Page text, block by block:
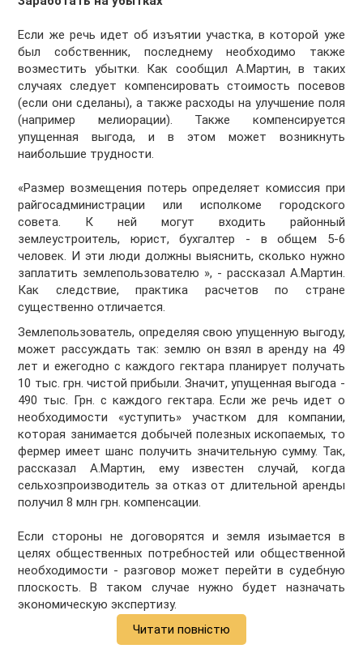
Если же речь идет об изъятии участка, в которой уже
был собственник, последнему необходимо также
возместить убытки. Как сообщил А.Мартин, в таких
случаях следует компенсировать стоимость посевов
(если они сделаны), а также расходы на улучшение поля
(например мелиорации). Также компенсируется
упущенная выгода, и в этом может возникнуть
наибольшие трудности.
«Размер возмещения потерь определяет комиссия при
райгосадминистрации или исполкоме городского
совета. К ней могут входить районный
землеустроитель, юрист, бухгалтер - в общем 5-6
человек. И эти люди должны выяснить, сколько нужно
заплатить землепользователю », - рассказал А.Мартин.
Как следствие, практика расчетов по стране
существенно отличается.
Землепользователь, определяя свою упущенную выгоду,
может рассуждать так: землю он взял в аренду на 49
лет и ежегодно с каждого гектара планирует получать
10 тыс. грн. чистой прибыли. Значит, упущенная выгода -
490 тыс. Грн. с каждого гектара. Если же речь идет о
необходимости «уступить» участком для компании,
которая занимается добычей полезных ископаемых, то
фермер имеет шанс получить значительную сумму. Так,
рассказал А.Мартин, ему известен случай, когда
сельхозпроизводитель за отказ от длительной аренды
получил 8 млн грн. компенсации.
Если стороны не договорятся и земля изымается в
целях общественных потребностей или общественной
необходимости - разговор может перейти в судебную
плоскость. В таком случае нужно будет назначать
экономическую экспертизу.
Читати повністю